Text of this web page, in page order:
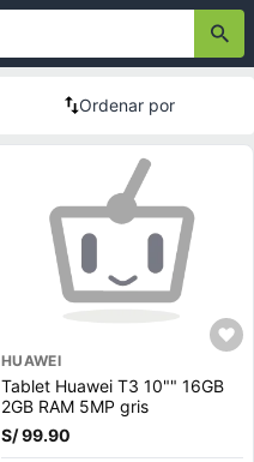
Ordenar por
HUAWEI
Tablet Huawei T3 10"" 16GB
2GB RAM 5MP gris
S/ 99.90